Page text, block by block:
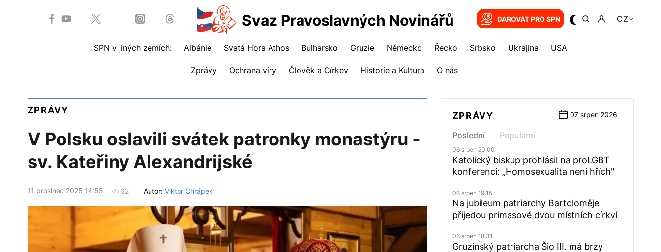
Svaz Pravoslavných Novinářů DAROVAT PRO SPN CZ
SPN v jiných zemích: Albánie Svatá Hora Athos Bulharsko Gruzie Německo Řecko Srbsko Ukrajina USA
Zprávy Ochrana víry Člověk a Církev Historie a Kultura O nás
ZPRÁVY
V Polsku oslavili svátek patronky monastýru -
sv. Kateřiny Alexandrijské
11 prosinec 2025 14:55 62 Autor: Viktor Chrápek
ZPRÁVY 07 srpen 2026
Poslední Populární
06 srpen 20:00
Katolický biskup prohlásil na proLGBT
konferenci: „Homosexualita není hřích"
06 srpen 19:15
Na jubileum patriarchy Bartoloměje
přijedou primasové dvou místních církví
06 srpen 18:31
Gruzínský patriarcha Šio III. má brzy